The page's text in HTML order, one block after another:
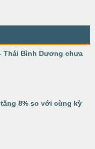
Thái Bình Dương chưa
8% so với cùng kỳ